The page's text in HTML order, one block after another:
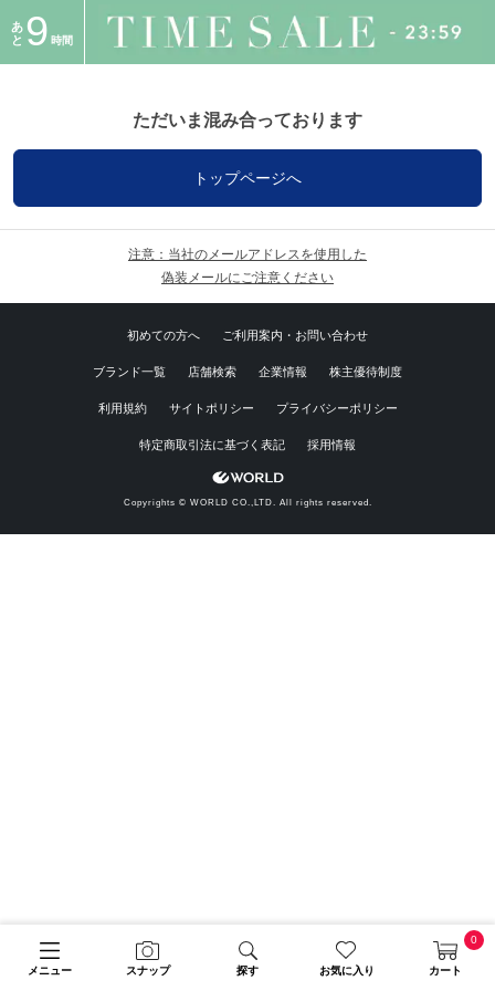
あ
と 9 時間
メニュー スナップ 探す お気に入り カート
0
ただいま混み合っております
トップページへ
注意：当社のメールアドレスを使用した
偽装メールにご注意ください
初めての方へ ご利用案内・お問い合わせ
ブランド一覧 店舗検索 企業情報 株主優待制度
利用規約 サイトポリシー プライバシーポリシー
特定商取引法に基づく表記 採用情報
Copyrights © WORLD CO.,LTD. All rights reserved.